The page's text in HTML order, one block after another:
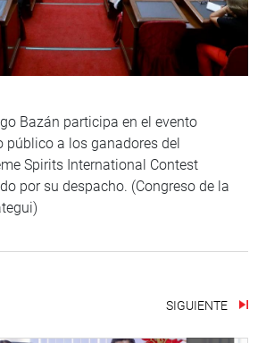
Bazán participa en el evento
público a los ganadores del
Spirits International Contest
por su despacho. (Congreso de la
SIGUIENTE